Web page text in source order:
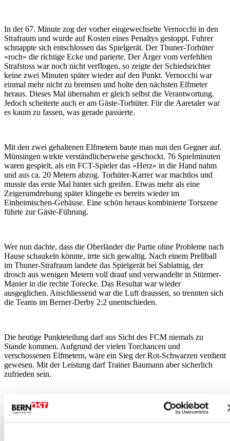
In der 67. Minute zog der vorher eingewechselte Vernocchi in den
Strafraum und wurde auf Kosten eines Penaltys gestoppt. Fuhrer
schnappte sich entschlossen das Spielgerät. Der Thuner-Torhüter
«roch» die richtige Ecke und parierte. Der Ärger vom verfehlten
Strafstoss war noch nicht verflogen, so zeigte der Schiedsrichter
keine zwei Minuten später wieder auf den Punkt. Vernocchi war
einmal mehr nicht zu bremsen und holte den nächsten Elfmeter
heraus. Dieses Mal übernahm er gleich selbst die Verantwortung.
Jedoch scheiterte auch er am Gäste-Torhüter. Für die Aaretaler war
es kaum zu fassen, was gerade passierte.
Mit den zwei gehaltenen Elfmetern baute man nun den Gegner auf.
Münsingen wirkte verständlicherweise geschockt. 76 Spielminuten
waren gespielt, als ein FCT-Spieler das «Herz» in die Hand nahm
und aus ca. 20 Metern abzog. Torhüter-Karrer war machtlos und
musste das erste Mal hinter sich greifen. Etwas mehr als eine
Zeigerumdrehung später klingelte es bereits wieder im
Einheimischen-Gehäuse. Eine schön heraus kombinierte Torszene
führte zur Gäste-Führung.
Wer nun dachte, dass die Oberländer die Partie ohne Probleme nach
Hause schaukeln könnte, irrte sich gewaltig. Nach einem Prellball
im Thuner-Strafraum landete das Spielgerät bei Sablatnig, der
drosch aus wenigen Metern voll drauf und verwandelte in Stürmer-
Manier in die rechte Torecke. Das Resultat war wieder
ausgeglichen. Anschliessend war die Luft draussen, so trennten sich
die Teams im Berner-Derby 2:2 unentschieden.
Die heutige Punkteteilung darf aus Sicht des FCM niemals zu
Stande kommen. Aufgrund der vielen Torchancen und
verschossenen Elfmetern, wäre ein Sieg der Rot-Schwarzen verdient
gewesen. Mit der Leistung darf Trainer Baumann aber sicherlich
zufrieden sein.
Nach einer zweiwöchigen Meisterschaftspause geht es am 28.